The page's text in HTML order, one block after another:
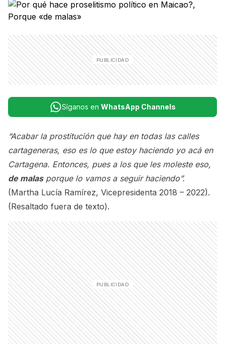
Síganos en WhatsApp Channels
“Acabar la prostitución que hay en todas las calles
cartageneras, eso es lo que estoy haciendo yo acá en
Cartagena. Entonces, pues a los que les moleste eso,
de malasporque lo vamos a seguir haciendo”.
(Martha Lucía Ramírez, Vicepresidenta 2018 – 2022).
(Resaltado fuera de texto).